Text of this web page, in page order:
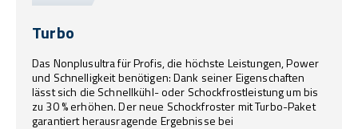
Turbo
Das Nonplusultra für Profis, die höchste Leistungen, Power
und Schnelligkeit benötigen: Dank seiner Eigenschaften
lässt sich die Schnellkühl- oder Schockfrostleistung um bis
zu 30 % erhöhen. Der neue Schockfroster mit Turbo-Paket
garantiert herausragende Ergebnisse bei